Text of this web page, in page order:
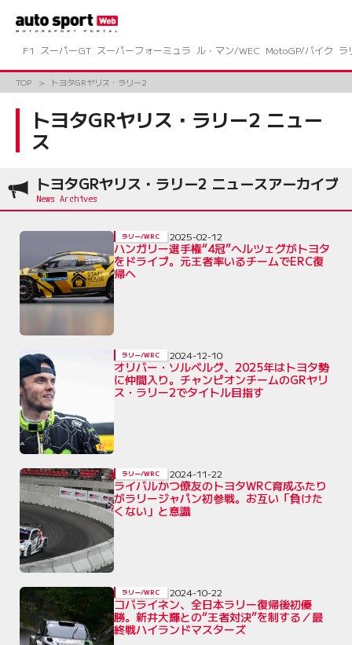
ツ
ス
F1 スーパーGT スーパーフォーミュラ ル・マン/WEC MotoGP/バイク ラ
TOP トヨタGRヤリス・ラリー2
トヨタGRヤリス・ラリー2 ニュー
ス
トヨタGRヤリス・ラリー2 ニュースアーカイブ
ハンガリー選手権“4冠”ヘルツェグがトヨタ
をドライブ。元王者率いるチームでERC復
帰へ
ラリー/WRC 2025-02-12
オリバー・ソルベルグ、2025年はトヨタ勢
に仲間入り。チャンピオンチームのGRヤリ
ス・ラリー2でタイトル目指す
ラリー/WRC 2024-12-10
ライバルかつ僚友のトヨタWRC育成ふたり
がラリージャパン初参戦。お互い「負けた
くない」と意識
ラリー/WRC 2024-11-22
コバライネン、全日本ラリー復帰後初優
勝。新井大輝との“王者対決”を制する／最
終戦ハイランドマスターズ
ラリー/WRC 2024-10-22